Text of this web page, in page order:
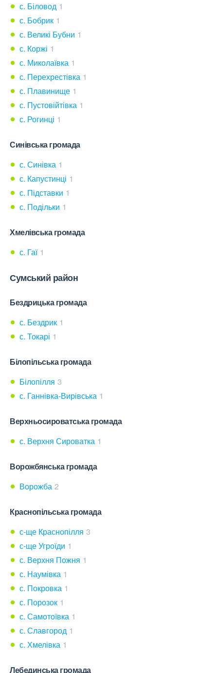
с. Біловод 1
с. Бобрик 1
с. Великі Бубни 1
с. Коржі 1
с. Миколаївка 1
с. Перехрестівка 1
с. Плавинище 1
с. Пустовійтівка 1
с. Рогинці 1
Синівська громада
с. Синівка 1
с. Капустинці 1
с. Підставки 1
с. Подільки 1
Хмелівська громада
с. Гаї 1
Сумський район
Бездрицька громада
с. Бездрик 1
с. Токарі 1
Білопільська громада
Білопілля 3
с. Ганнівка-Вирівська 1
Верхньосироватська громада
с. Верхня Сироватка 1
Ворожбянська громада
Ворожба 2
Краснопільська громада
с-ще Краснопілля 3
с-ще Угроїди 1
с. Верхня Пожня 1
с. Наумівка 1
с. Покровка 1
с. Порозок 1
с. Самотоївка 1
с. Славгород 1
с. Хмелівка 1
Лебединська громада